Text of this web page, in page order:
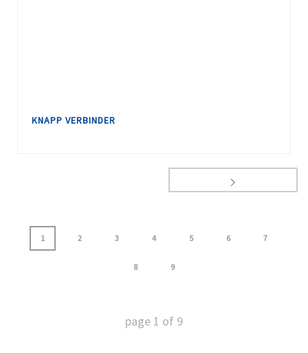
KNAPP VERBINDER
1 2 3 4 5 6 7
8 9
page 1 of 9